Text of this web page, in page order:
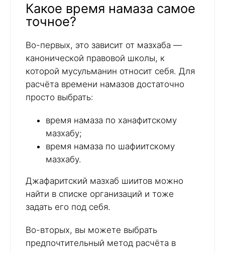
Какое время намаза самое
точное?
Во-первых, это зависит от мазхаба —
канонической правовой школы, к
которой мусульманин относит себя. Для
расчёта времени намазов достаточно
просто выбрать:
время намаза по ханафитскому
мазхабу;
время намаза по шафиитскому
мазхабу.
Джафаритский мазхаб шиитов можно
найти в списке организаций и тоже
задать его под себя.
Во-вторых, вы можете выбрать
предпочтительный метод расчёта в